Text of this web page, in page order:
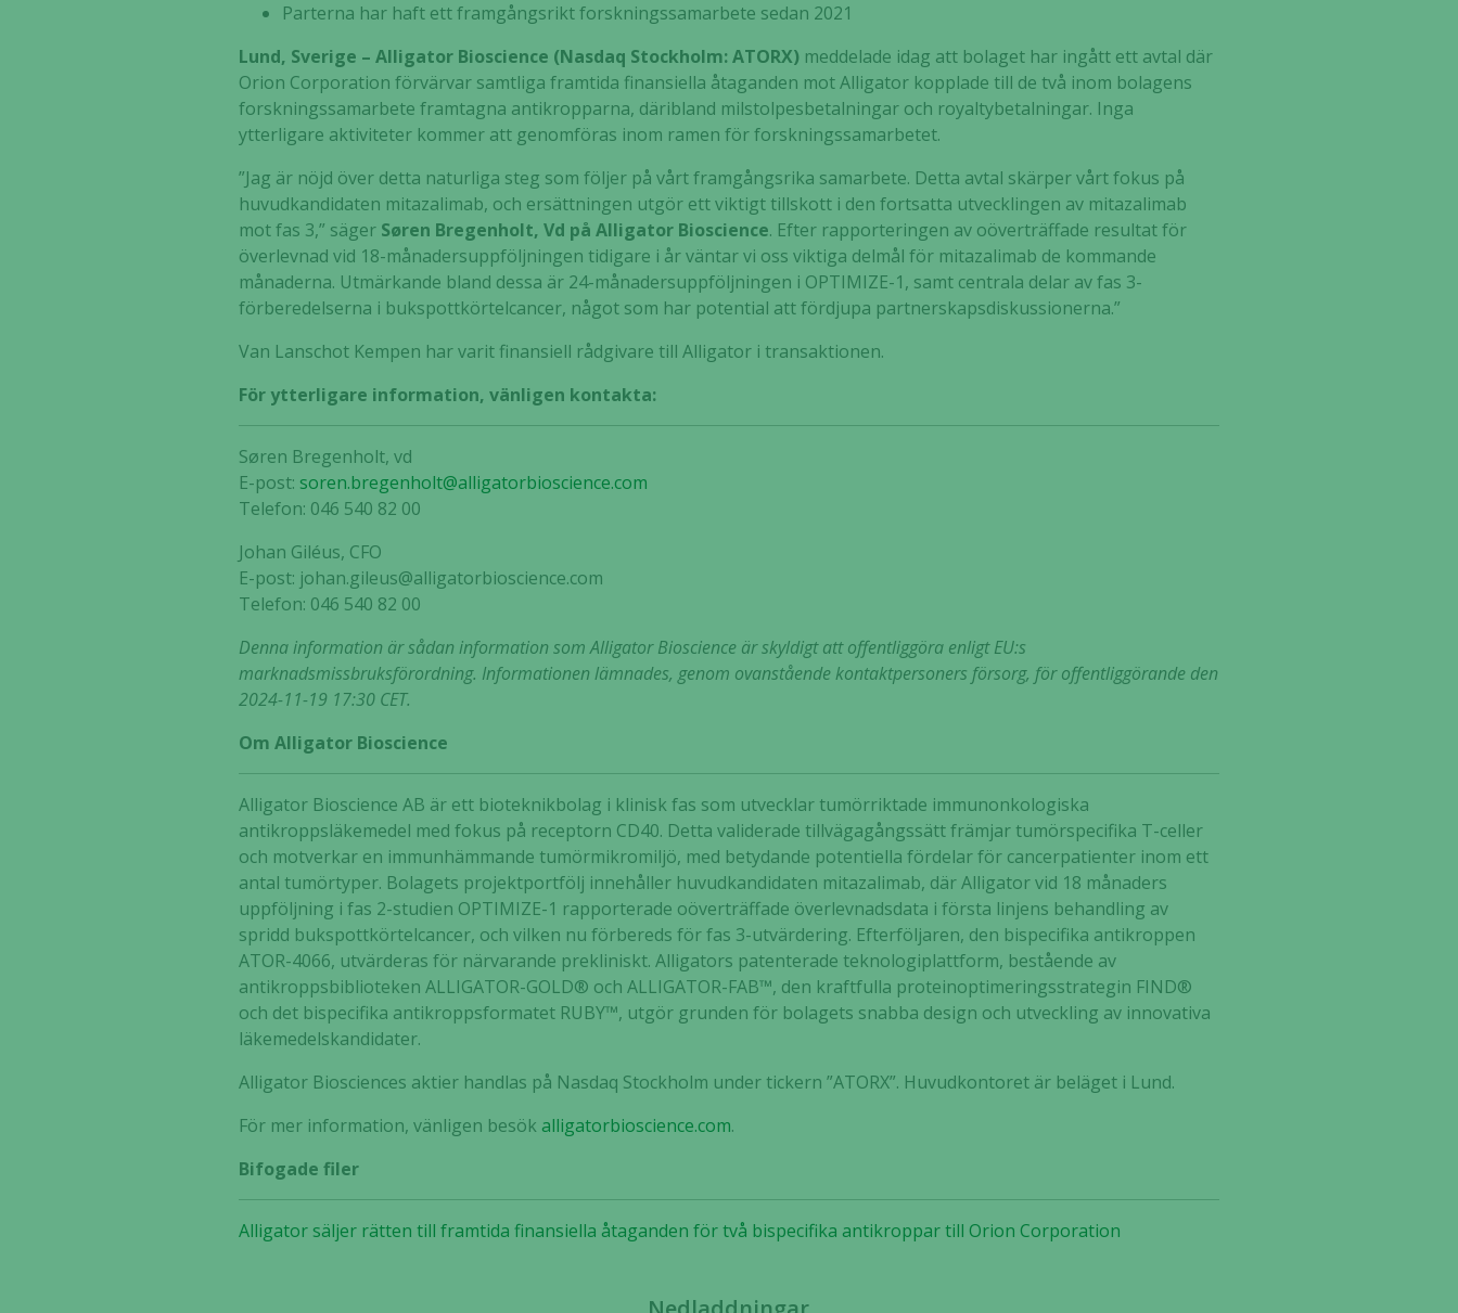
Parterna har haft ett framgångsrikt forskningssamarbete sedan 2021
Lund, Sverige – Alligator Bioscience (Nasdaq Stockholm: ATORX) meddelade idag att bolaget har ingått ett avtal där
Orion Corporation förvärvar samtliga framtida finansiella åtaganden mot Alligator kopplade till de två inom bolagens
forskningssamarbete framtagna antikropparna, däribland milstolpesbetalningar och royaltybetalningar. Inga
ytterligare aktiviteter kommer att genomföras inom ramen för forskningssamarbetet.
”Jag är nöjd över detta naturliga steg som följer på vårt framgångsrika samarbete. Detta avtal skärper vårt fokus på
huvudkandidaten mitazalimab, och ersättningen utgör ett viktigt tillskott i den fortsatta utvecklingen av mitazalimab
mot fas 3,” säger Søren Bregenholt, Vd på Alligator Bioscience. Efter rapporteringen av oöverträffade resultat för
överlevnad vid 18-månadersuppföljningen tidigare i år väntar vi oss viktiga delmål för mitazalimab de kommande
månaderna. Utmärkande bland dessa är 24-månadersuppföljningen i OPTIMIZE-1, samt centrala delar av fas 3-
förberedelserna i bukspottkörtelcancer, något som har potential att fördjupa partnerskapsdiskussionerna.”
Van Lanschot Kempen har varit finansiell rådgivare till Alligator i transaktionen.
För ytterligare information, vänligen kontakta:
Søren Bregenholt, vd
E-post: soren.bregenholt@alligatorbioscience.com
Telefon: 046 540 82 00
Johan Giléus, CFO
E-post: johan.gileus@alligatorbioscience.com
Telefon: 046 540 82 00
Denna information är sådan information som Alligator Bioscience är skyldigt att offentliggöra enligt EU:s
marknadsmissbruksförordning. Informationen lämnades, genom ovanstående kontaktpersoners försorg, för offentliggörande den
2024-11-19 17:30 CET.
Om Alligator Bioscience
Alligator Bioscience AB är ett bioteknikbolag i klinisk fas som utvecklar tumörriktade immunonkologiska
antikroppsläkemedel med fokus på receptorn CD40. Detta validerade tillvägagångssätt främjar tumörspecifika T-celler
och motverkar en immunhämmande tumörmikromiljö, med betydande potentiella fördelar för cancerpatienter inom ett
antal tumörtyper. Bolagets projektportfölj innehåller huvudkandidaten mitazalimab, där Alligator vid 18 månaders
uppföljning i fas 2-studien OPTIMIZE-1 rapporterade oöverträffade överlevnadsdata i första linjens behandling av
spridd bukspottkörtelcancer, och vilken nu förbereds för fas 3-utvärdering. Efterföljaren, den bispecifika antikroppen
ATOR-4066, utvärderas för närvarande prekliniskt. Alligators patenterade teknologiplattform, bestående av
antikroppsbiblioteken ALLIGATOR-GOLD® och ALLIGATOR-FAB™, den kraftfulla proteinoptimeringsstrategin FIND®
och det bispecifika antikroppsformatet RUBY™, utgör grunden för bolagets snabba design och utveckling av innovativa
läkemedelskandidater.
Alligator Biosciences aktier handlas på Nasdaq Stockholm under tickern ”ATORX”. Huvudkontoret är beläget i Lund.
För mer information, vänligen besökalligatorbioscience.com.
Bifogade filer
Alligator säljer rätten till framtida finansiella åtaganden för två bispecifika antikroppar till Orion Corporation
Nödvändiga
att hemsidan
över huvud